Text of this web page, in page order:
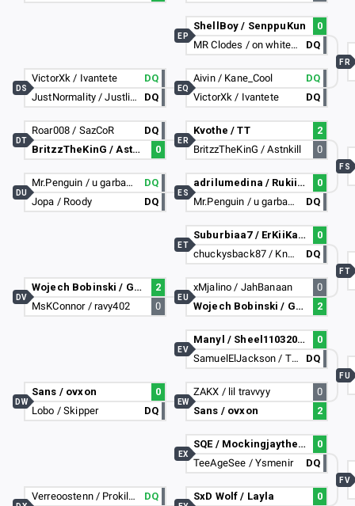
VictorXk / Ivantete
DQ
JustNormality / Justlikedaniel
DQ
DS
Roar008 / SazCoR
DQ
BritzzTheKinG / Astnkill
0
DT
Mr.Penguin / u garbage can
DQ
Jopa / Roody
DQ
DU
Wojech Bobinski / GOKU(MASTERD UI)
2
MsKConnor / ravy402
0
DV
Sans / ovxon
0
Lobo / Skipper
DQ
DW
Verreoostenn / Prokiller257
DQ
ShellBoy / SenppuKun
0
MR Clodes / on white#4775
DQ
EP
Aivin / Kane_Cool
DQ
VictorXk / Ivantete
DQ
EQ
Kvothe / TT
2
BritzzTheKinG / Astnkill
0
ER
adrilumedina / Rukii90
0
Mr.Penguin / u garbage can
DQ
ES
Suburbiaa7 / ErKiiKazZ
0
chuckysback87 / Knapzzs
DQ
ET
xMjalino / JahBanaan
0
Wojech Bobinski / GOKU(MASTERD UI)
2
EU
Manyl / Sheel11032005
0
SamuelElJackson / T2rox
DQ
EV
ZAKX / lil travvyy
0
Sans / ovxon
2
EW
SQE / Mockingjaythepro
0
TeeAgeSee / Ysmenir
DQ
EX
SxD Wolf / Layla
0
FR
FS
FT
FU
FV